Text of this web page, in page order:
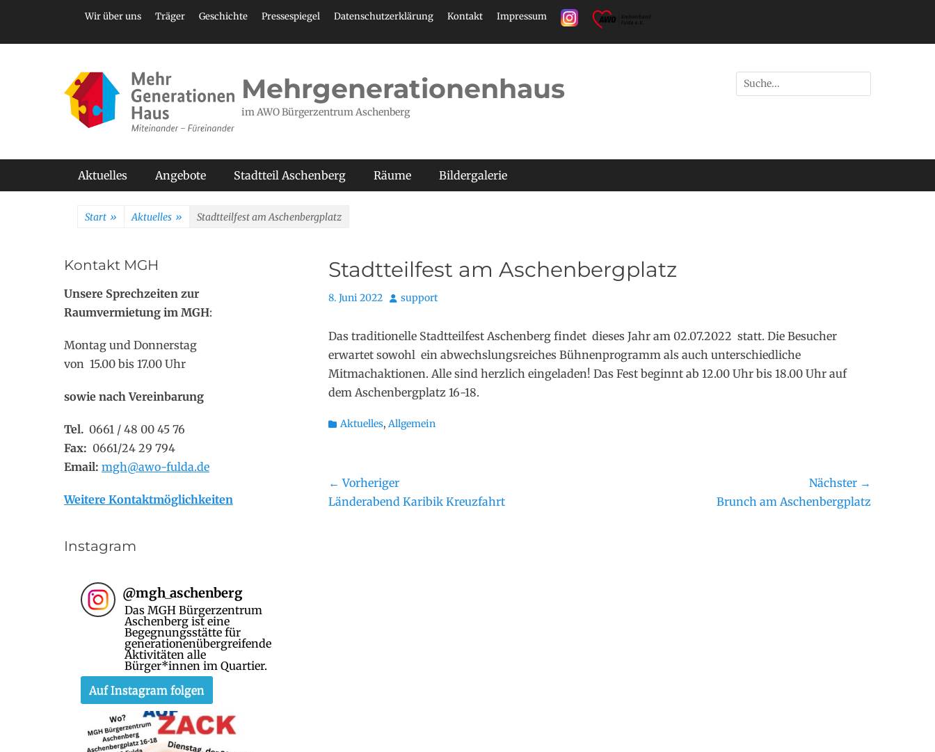
springen
Header Top Menu
Wir über uns Träger Geschichte Pressespiegel Datenschutzerklärung Kontakt Impressum
Mehrgenerationenhaus
im AWO Bürgerzentrum Aschenberg
Suchen
nach:
Primäres Menü
Aktuelles Angebote Stadtteil Aschenberg Räume Bildergalerie
Start » Aktuelles » Stadtteilfest am Aschenbergplatz
Stadtteilfest am Aschenbergplatz
Posted
8. Juni 2022 Autor
support
Das traditionelle Stadtteilfest Aschenberg findet dieses Jahr am 02.07.2022 statt. Die Besucher
erwartet sowohl ein abwechslungsreiches Bühnenprogramm als auch unterschiedliche
Mitmachaktionen. Alle sind herzlich eingeladen! Das Fest beginnt ab 12.00 Uhr bis 18.00 Uhr auf
dem Aschenbergplatz 16-18.
Kategorien
Aktuelles, Allgemein
Beitragsnavigation
← Vorheriger
Vorheriger
Länderabend Karibik Kreuzfahrt
Nächster →
Brunch am Aschenbergplatz
Kontakt MGH
Unsere Sprechzeiten zur
Raumvermietung im MGH:
Montag und Donnerstag
von 15.00 bis 17.00 Uhr
sowie nach Vereinbarung
Tel. 0661 / 48 00 45 76
Fax: 0661/24 29 794
Email: mgh@awo-fulda.de
Weitere Kontaktmöglichkeiten
Instagram
@mgh_aschenberg
Das MGH Bürgerzentrum
Aschenberg ist eine
Begegnungsstätte für
generationenübergreifende
Aktivitäten alle
Bürger*innen im Quartier.
Auf Instagram folgen